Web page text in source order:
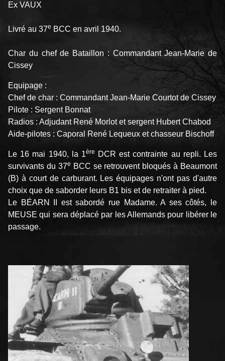
Ex VAUX
Livré au 37e BCC en avril 1940.
Char du chef de Bataillon : Commandant Jean-Marie de
Cissey
Equipage :
Chef de char : Commandant Jean-Marie Courtot de Cissey
Pilote : Sergent Bonnat
Radios : Adjudant René Morlot et sergent Hubert Chabod
Aide-pilotes : Caporal René Lequeux et chasseur Bischoff
Le 16 mai 1940, la 1ère
DCR est contrainte au repli. Les
survivants du 37e BCC se retrouvent bloqués à Beaumont
(B) à court de carburant. Les équipages n'ont pas d'autre
choix que de saborder leurs B1 bis et de retraiter à pied.
Le BÉARN II est sabordé rue Madame. A ses côtés, le
MEUSE qui sera déplacé par les Allemands pour libérer le
passage.